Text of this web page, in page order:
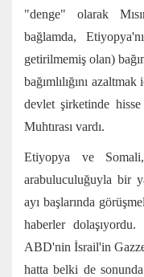
"denge" olarak
bağlamda,
getirilmemiş olan)
bağımlılığını
devlet şirketinde
Muhtırası vardı.
Etiyopya ve
arabuluculuğuyla bir
ayı başlarında
haberler dolaşıyordu.
ABD'nin İsrail'in
hatta belki de